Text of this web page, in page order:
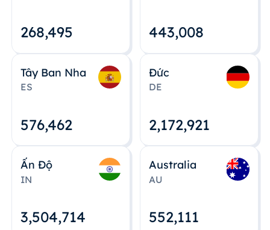
268,495 443,008
Tây Ban Nha
ES
576,463
Đức
DE
2,172,922
Ấn Độ
IN
3,504,715
Australia
AU
552,112